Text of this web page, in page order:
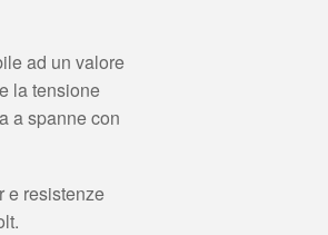
ad un valore
la tensione
a spanne con
e resistenze